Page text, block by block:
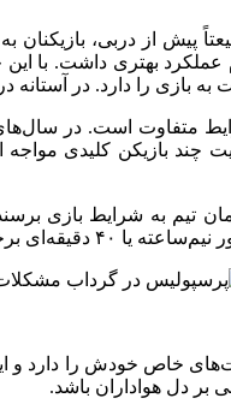
پیش از دربی،
عملکرد بهتری داشت. با
بازی را دارد. در
متفاوت است. در
بازیکن کلیدی مواجه
تیم به شرایط بازی
تأثیرگذار باشد.
خاص خودش را دارد و
بر دل هواداران باشد.